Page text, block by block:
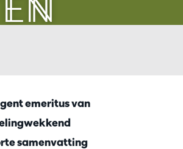
emeritus van
samenvatting